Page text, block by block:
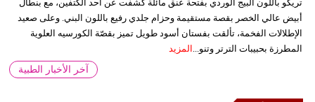
تريكو باللون البيج الوردي بفتحة عنق مائلة كشفت عن أحد الكتفين، مع بنطال
أبيض عالي الخصر بقصة مستقيمة وحزام جلدي رفيع باللون البني. وعلى صعيد
الإطلالات الفخمة، تألقت بفستان أسود طويل تميز بقصّة الكورسيه العلوية
المطرزة بحبيبات الترتر وتنو... المزيد
آخر الأخبار الطبية